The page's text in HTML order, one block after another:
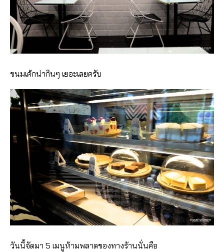
ขนมเค้กน่ากินๆ เยอะเลยครับ
วันนี้จัดมา 5 เมนูห้ามพลาดของทางร้านนั่นคือ